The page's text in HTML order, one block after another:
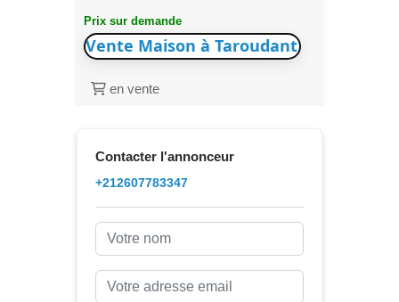
Prix sur demande
Vente Maison à Taroudant
en vente
Contacter l'annonceur
+212607783347